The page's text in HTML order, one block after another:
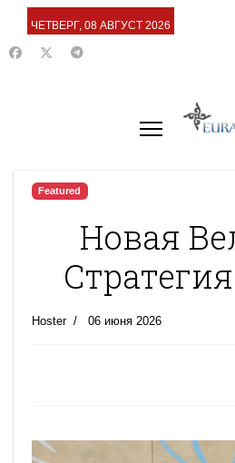
ЧЕТВЕРГ, 08 АВГУСТ 2026
Featured
Новая
Hoster 06 июня 2026